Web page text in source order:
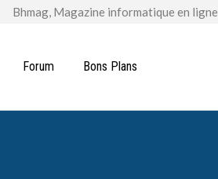
Forum Bons Plans